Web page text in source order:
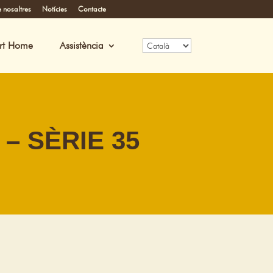
nosaltres Notícies Contacte
Home Assistència
SÈRIE 35